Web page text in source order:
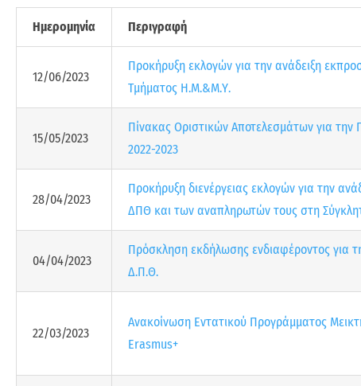
Ημερομηνία Περιγραφή
12/06/2023
Προκήρυξη εκλογών για την ανάδειξη
Τμήματος Η.Μ.&Μ.Υ.
15/05/2023
Πίνακας Οριστικών Αποτελεσμάτων για
2022-2023
28/04/2023
Προκήρυξη διενέργειας εκλογών για την
ΔΠΘ και των αναπληρωτών τους στη
04/04/2023
Πρόσκληση εκδήλωσης ενδιαφέροντος για
Δ.Π.Θ.
22/03/2023
Ανακοίνωση Εντατικού Προγράμματος
Erasmus+